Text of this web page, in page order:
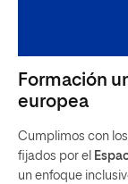
Formación
europea
Cumplimos con
fijados por el
un enfoque